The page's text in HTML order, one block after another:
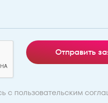
Отправить
с пользовательским